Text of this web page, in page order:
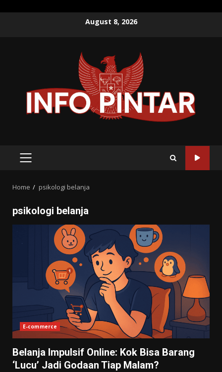
August 8, 2026
PRIMARY
Home psikologi belanja
psikologi belanja
E-commerce
Belanja Impulsif Online: Kok Bisa Barang
‘Lucu’ Jadi Godaan Tiap Malam?